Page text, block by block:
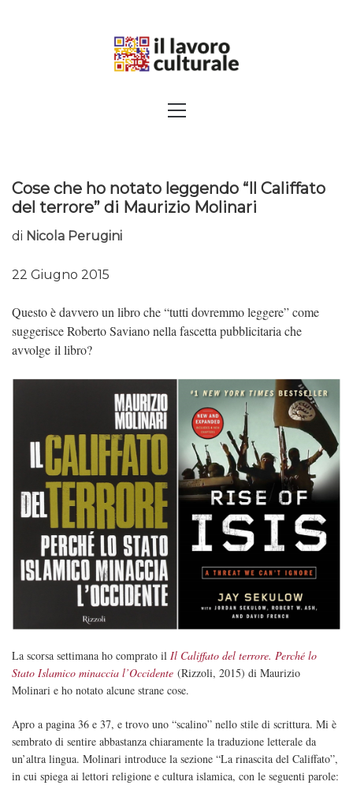
SAPERI, AFFACCIARSI SUL
Menu
Cose che ho notato leggendo “Il Califfato
del terrore” di Maurizio Molinari
di Nicola Perugini
22 Giugno 2015
Questo è davvero un libro che “tutti dovremmo leggere” come
suggerisce Roberto Saviano nella fascetta pubblicitaria che
avvolge il libro?
La scorsa settimana ho comprato il Il Califfato del terrore. Perché lo
Stato Islamico minaccia l’Occidente (Rizzoli, 2015) di Maurizio
Molinari e ho notato alcune strane cose.
Apro a pagina 36 e 37, e trovo uno “scalino” nello stile di scrittura. Mi è
sembrato di sentire abbastanza chiaramente la traduzione letterale da
un’altra lingua. Molinari introduce la sezione “La rinascita del Califfato”,
in cui spiega ai lettori religione e cultura islamica, con le seguenti parole: